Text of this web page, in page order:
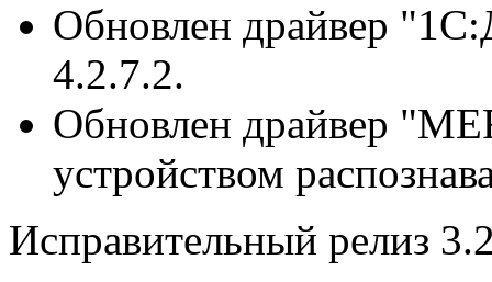
Обновлен драйвер
4.2.7.2.
Обновлен драйвер
устройством
Исправительный релиз